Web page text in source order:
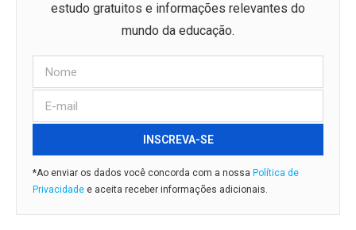
estudo gratuitos e informações relevantes do
mundo da educação.
INSCREVA-SE
*Ao enviar os dados você concorda com a nossa Política de
Privacidade e aceita receber informações adicionais.